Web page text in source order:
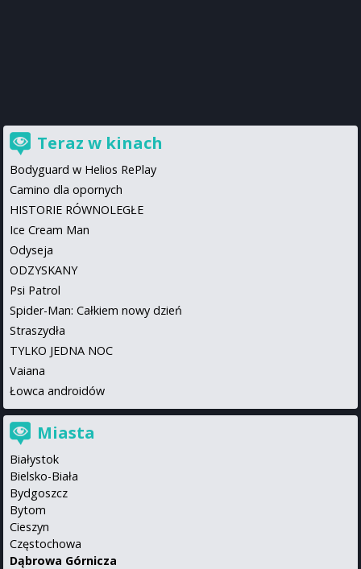
Teraz w kinach
Bodyguard w Helios RePlay
Camino dla opornych
HISTORIE RÓWNOLEGŁE
Ice Cream Man
Odyseja
ODZYSKANY
Psi Patrol
Spider-Man: Całkiem nowy dzień
Straszydła
TYLKO JEDNA NOC
Vaiana
Łowca androidów
Miasta
Białystok
Bielsko-Biała
Bydgoszcz
Bytom
Cieszyn
Częstochowa
Dąbrowa Górnicza